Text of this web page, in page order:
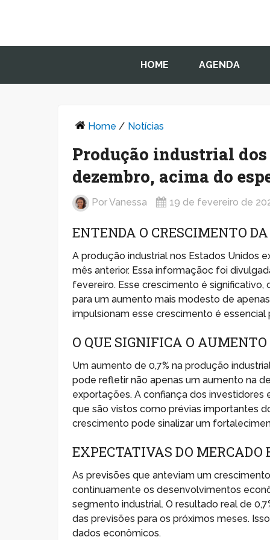
HOME AGENDA
Home / Notícias
Produção industrial dos
dezembro, acima do
PorVanessa 19 de fevereiro de
ENTENDA O CRESCIMENTO
A produção industrial nos Estados Unidos
mês anterior. Essa informaçãoc foi
fevereiro. Esse crescimento é
para um aumento mais modesto de
impulsionam esse crescimento é essencial
O QUE SIGNIFICA O AUMENTO
Um aumento de 0,7% na produção
pode refletir não apenas um aumento na
exportações. A confiança dos investidores
que são vistos como prévias importantes
crescimento pode sinalizar um
EXPECTATIVAS DO MERCADO
As previsões que anteviam um
continuamente os desenvolvimentos
segmento industrial. O resultado real de
das previsões para os próximos meses.
dados econômicos.